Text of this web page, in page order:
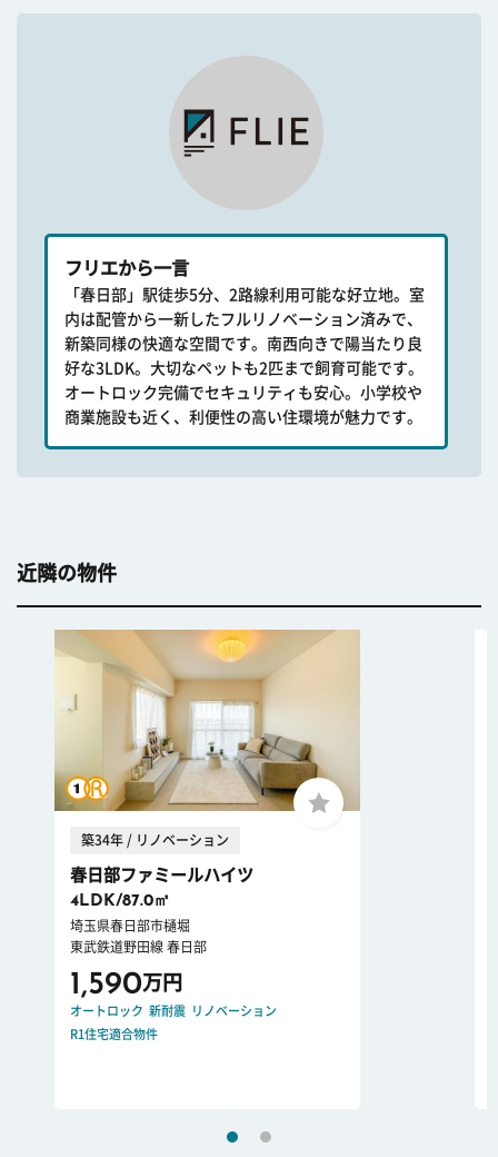
フリエから一言
「春日部」駅徒歩5分、2路線利用可能な好立地。室
内は配管から一新したフルリノベーション済みで、
新築同様の快適な空間です。南西向きで陽当たり良
好な3LDK。大切なペットも2匹まで飼育可能です。
オートロック完備でセキュリティも安心。小学校や
商業施設も近く、利便性の高い住環境が魅力です。
近隣の物件
築34年 / リノベーション
春日部ファミールハイツ
4LDK/87.0㎡
埼玉県春日部市樋堀
東武鉄道野田線 春日部
1,590万円
オートロック 新耐震
リノベーション
R1住宅適合物件